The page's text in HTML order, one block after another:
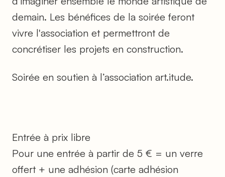
demain. Les bénéfices de la soirée feront
vivre l'association et permettront de
concrétiser les projets en construction.
Soirée en soutien à l’association art.itude.
Entrée à prix libre
Pour une entrée à partir de 5 € = un verre
offert + une adhésion (carte adhésion